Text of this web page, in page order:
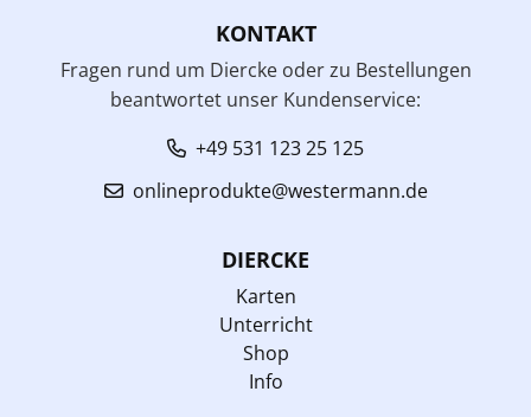
KONTAKT
Fragen rund um Diercke oder zu Bestellungen
beantwortet unser Kundenservice:
+49 531 123 25 125
onlineprodukte@westermann.de
DIERCKE
Karten
Unterricht
Shop
Info